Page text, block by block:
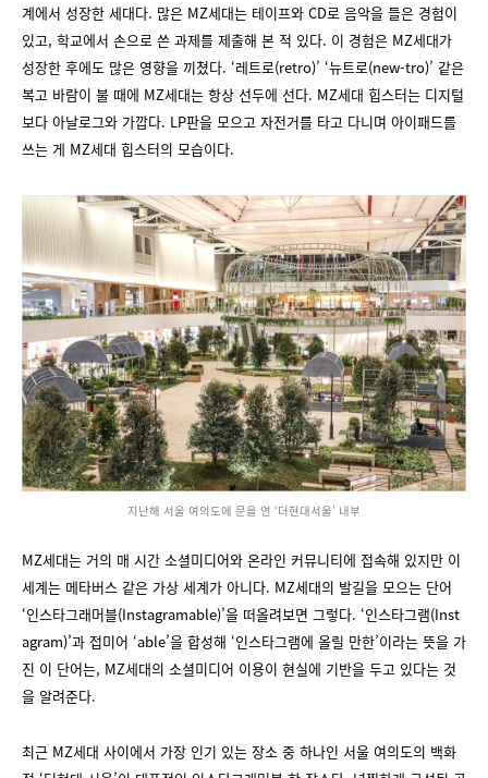
계에서 성장한 세대다. 많은 MZ세대는 테이프와 CD로 음악을 들은 경험이
있고, 학교에서 손으로 쓴 과제를 제출해 본 적 있다. 이 경험은 MZ세대가
성장한 후에도 많은 영향을 끼쳤다. ‘레트로(retro)’ ‘뉴트로(new-tro)’ 같은
복고 바람이 불 때에 MZ세대는 항상 선두에 선다. MZ세대 힙스터는 디지털
보다 아날로그와 가깝다. LP판을 모으고 자전거를 타고 다니며 아이패드를
쓰는 게 MZ세대 힙스터의 모습이다.
지난해 서울 여의도에 문을 연 ‘더현대서울’ 내부
MZ세대는 거의 매 시간 소셜미디어와 온라인 커뮤니티에 접속해 있지만 이
세계는 메타버스 같은 가상 세계가 아니다. MZ세대의 발길을 모으는 단어
‘인스타그래머블(Instagramable)’을 떠올려보면 그렇다. ‘인스타그램(Inst
agram)’과 접미어 ‘able’을 합성해 ‘인스타그램에 올릴 만한’이라는 뜻을 가
진 이 단어는, MZ세대의 소셜미디어 이용이 현실에 기반을 두고 있다는 것
을 알려준다.
최근 MZ세대 사이에서 가장 인기 있는 장소 중 하나인 서울 여의도의 백화